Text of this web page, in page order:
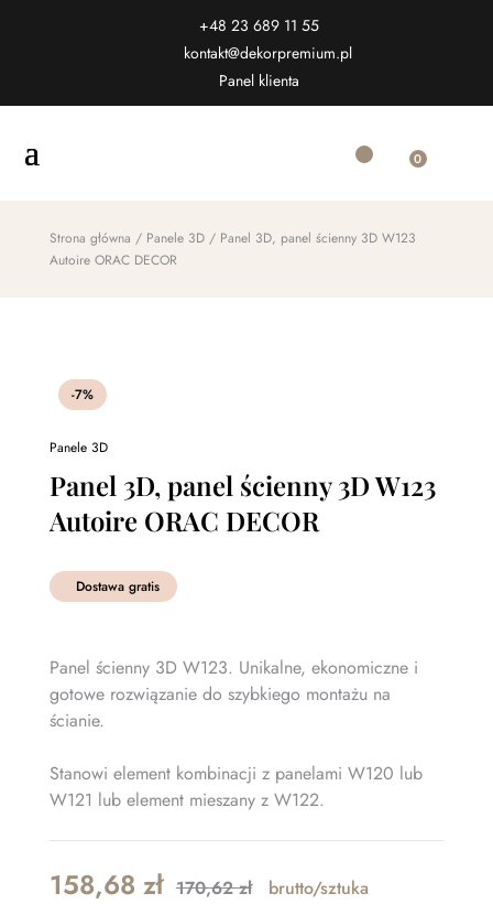
+48 23 689 11 55
kontakt@dekorpremium.pl
Panel klienta
0
Strona główna / Panele 3D/ Panel 3D, panel ścienny 3D W123
Autoire ORAC DECOR
-7%
Panele 3D
Panel 3D, panel ścienny 3D W123
Autoire ORAC DECOR
Dostawa gratis
Panel ścienny 3D W123. Unikalne, ekonomiczne i
gotowe rozwiązanie do szybkiego montażu na
ścianie.
Stanowi element kombinacji z panelami W120 lub
W121 lub element mieszany z W122.
170,62zł
Original
158,68 zł
Current
brutto/sztuka